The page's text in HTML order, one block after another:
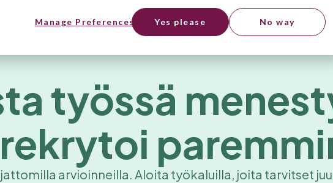
Manage Preferences Yes please No way
työssä
rekrytoi
arvioinneilla. Aloita työkaluilla, joita tarvitset